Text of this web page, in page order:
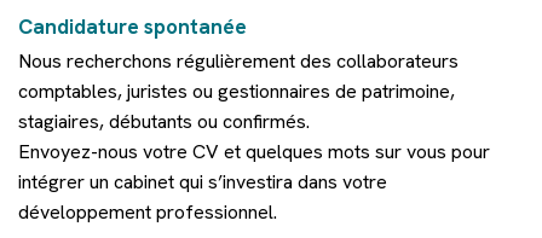
Candidature spontanée
Nous recherchons régulièrement des collaborateurs
comptables, juristes ou gestionnaires de patrimoine,
stagiaires, débutants ou confirmés.
Envoyez-nous votre CV et quelques mots sur vous pour
intégrer un cabinet qui s’investira dans votre
développement professionnel.